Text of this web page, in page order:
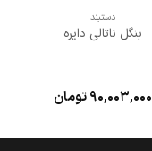
دستبند
بنگل ناتالی دایره
90,003,000 تومان